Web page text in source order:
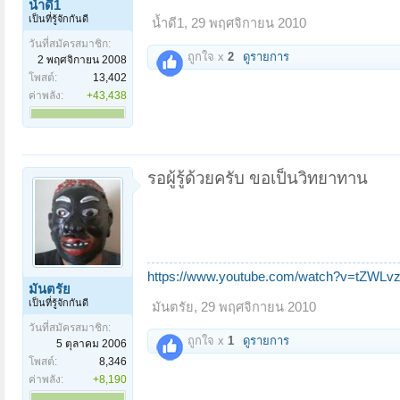
น้ำดี1
เป็นที่รู้จักกันดี
วันที่สมัครสมาชิก:
2 พฤศจิกายน 2008
โพสต์:
13,402
ค่าพลัง:
+43,438
น้ำดี1 , 29 พฤศจิกายน 2010
ถูกใจ x 2 ดูรายการ
มันตรัย
เป็นที่รู้จักกันดี
วันที่สมัครสมาชิก:
5 ตุลาคม 2006
โพสต์:
8,346
ค่าพลัง:
+8,190
รอผู้รู้ด้วยครับ ขอเป็นวิทยาทาน
https://www.youtube.com/
มันตรัย, 29 พฤศจิกายน 2010
ถูกใจ x 1 ดูรายการ